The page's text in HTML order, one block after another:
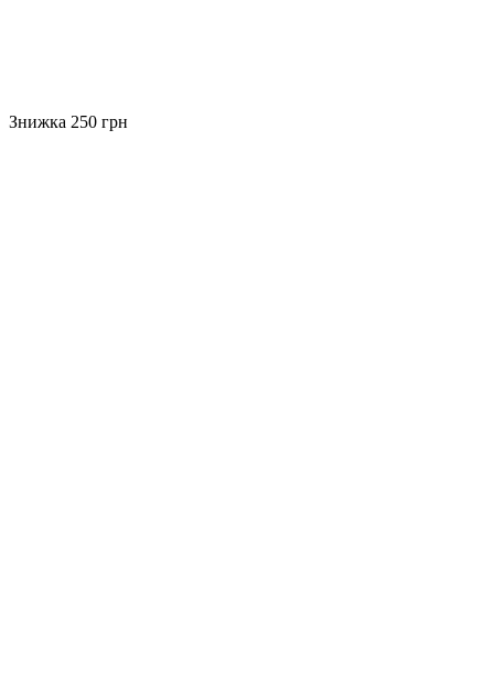
Знижка 250 грн